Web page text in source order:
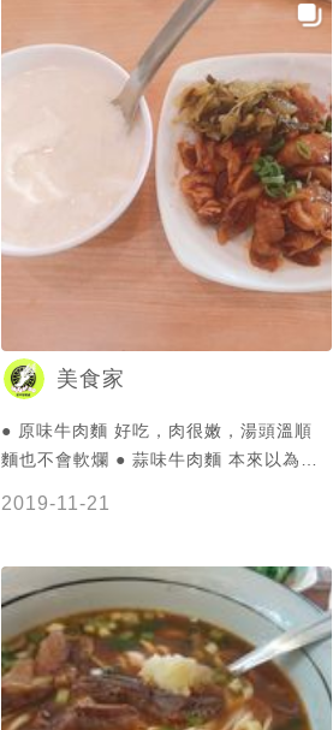
規中矩些，有豆芽菜跟紅蘿蔔絲跟炸醬一
起攪拌，但是Chi覺得炸醬麵就是要配上
小黃瓜絲比較好吃 - 🌟豆花(醬汁糖水/豆
漿) 內用免費 不要小看這免費的豆花！豆
花本身很嫩，薑汁糖水跟微甜的豆漿可以
依自己喜歡的甜度下去調整比例，一整碗
沒幾口就被Chi解決了～而且他的豆漿很
香也夠濃郁，直接喝就很好喝 - ✔️麵小碗
的份量就蠻多的，建議男生吃小碗的就夠
了，剩下的胃可以拿來裝好吃的豆花 ✔️因
塊 ✔️這是一間Chi願意騎機車從竹北殺到
新豐的麵店美食家
● 原味牛肉麵 好吃，肉很嫩，湯頭溫順
麵也不會軟爛 ● 蒜味牛肉麵 本來以為是
味道不錯😍😍 這個小菜還好 😅 之後試試
別的
2019-11-21